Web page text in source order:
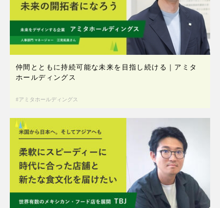
仲間とともに持続可能な未来を目指し続ける｜アミタ
ホールディングス
アミタホールディングス